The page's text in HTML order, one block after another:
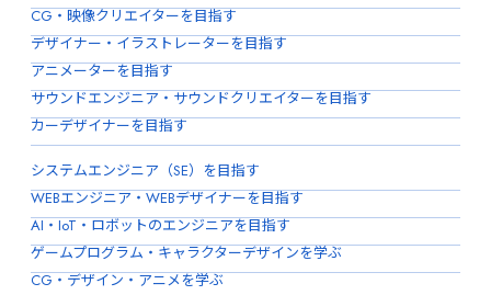
CG・映像クリエイターを目指す
デザイナー・イラストレーターを目指す
アニメーターを目指す
サウンドエンジニア・サウンドクリエイターを目指す
カーデザイナーを目指す
システムエンジニア（SE）を目指す
WEBエンジニア・WEBデザイナーを目指す
AI・IoT・ロボットのエンジニアを目指す
ゲームプログラム・キャラクターデザインを学ぶ
CG・デザイン・アニメを学ぶ